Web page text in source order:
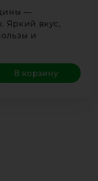
—
Яркий вкус,
и
В корзину